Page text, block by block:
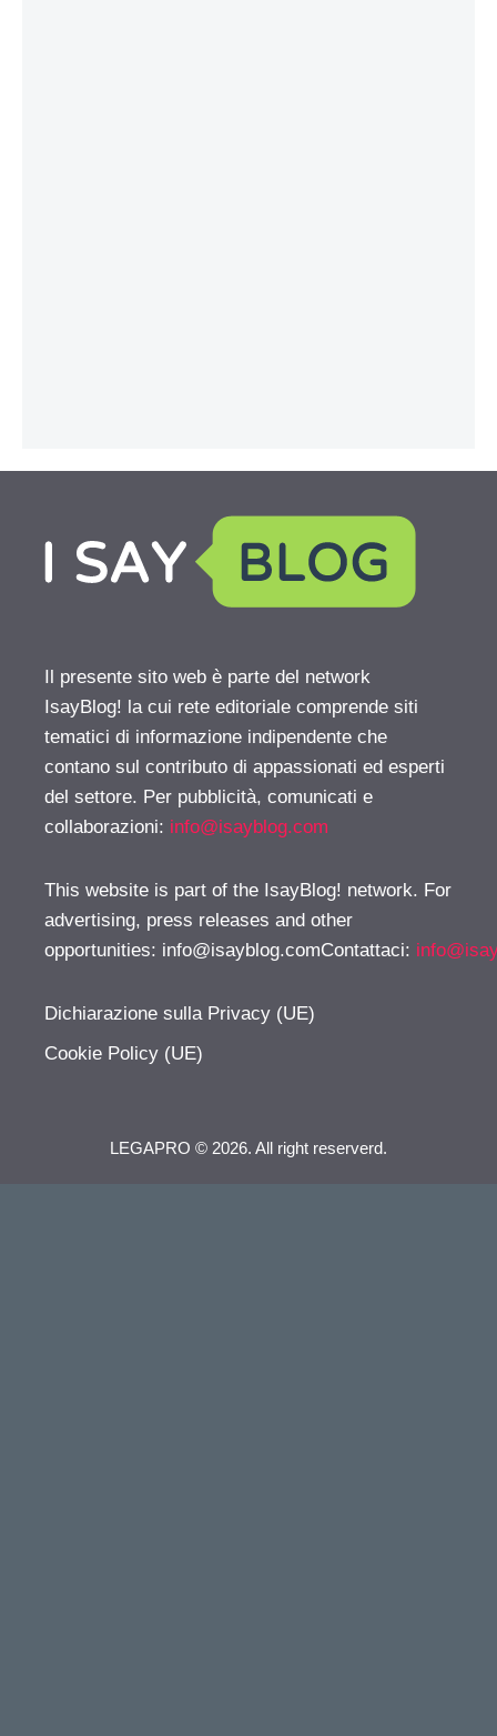
Il presente sito web è parte del network
IsayBlog! la cui rete editoriale comprende siti
tematici di informazione indipendente che
contano sul contributo di appassionati ed esperti
del settore. Per pubblicità, comunicati e
collaborazioni: info@isayblog.com
This website is part of the IsayBlog! network. For
advertising, press releases and other
opportunities: info@isayblog.comContattaci:
Dichiarazione sulla Privacy (UE)
Cookie Policy (UE)
LEGAPRO © 2026. All right reserverd.